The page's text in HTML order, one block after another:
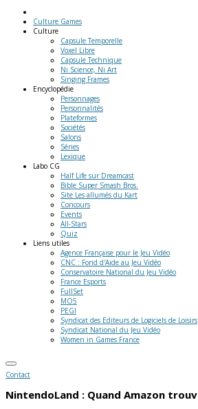
Culture Games
Culture
Capsule Temporelle
Voxel Libre
Capsule Technique
Ni Science, Ni Art
Singing Frames
Encyclopédie
Personnages
Personnalités
Plateformes
Sociétés
Salons
Séries
Lexique
Labo CG
Half Life sur Dreamcast
Bible Super Smash Bros.
Site Les allumés du Kart
Concours
Events
All-Stars
Quiz
Liens utiles
Agence Française pour le Jeu Vidéo
CNC : Fond d'Aide au Jeu Vidéo
Conservatoire National du Jeu Vidéo
France Esports
FullSet
MO5
PEGI
Syndicat des Editeurs de Logiciels de Loisirs
Syndicat National du Jeu Vidéo
Women in Games France
Contact
NintendoLand : Quand Amazon